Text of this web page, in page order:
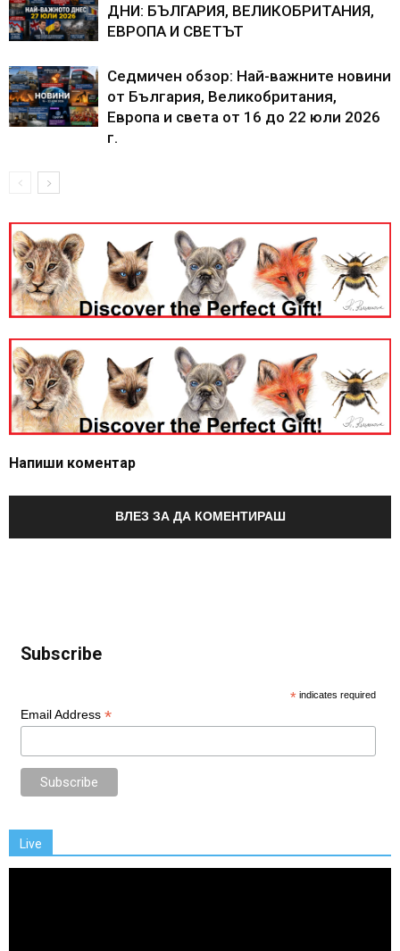
ДНИ: БЪЛГАРИЯ, ВЕЛИКОБРИТАНИЯ,
ЕВРОПА И СВЕТЪТ
Седмичен обзор: Най-важните новини
от България, Великобритания,
Европа и света от 16 до 22 юли 2026
г.
Напиши коментар
ВЛЕЗ ЗА ДА КОМЕНТИРАШ
Subscribe
* indicates required
Email Address *
Live